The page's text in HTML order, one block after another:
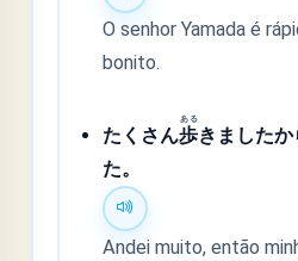
O senhor Yamada é
bonito.
たくさん歩
ある
きましたか
た。
Andei muito, então